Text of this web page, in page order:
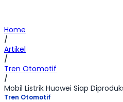
Home
/
Artikel
/
Tren Otomotif
/
Mobil Listrik Huawei Siap
Tren Otomotif